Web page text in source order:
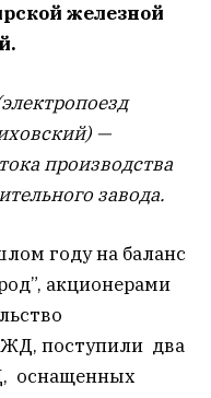
железной
—
производства
завода.
году на баланс
акционерами
поступили два
оснащенных